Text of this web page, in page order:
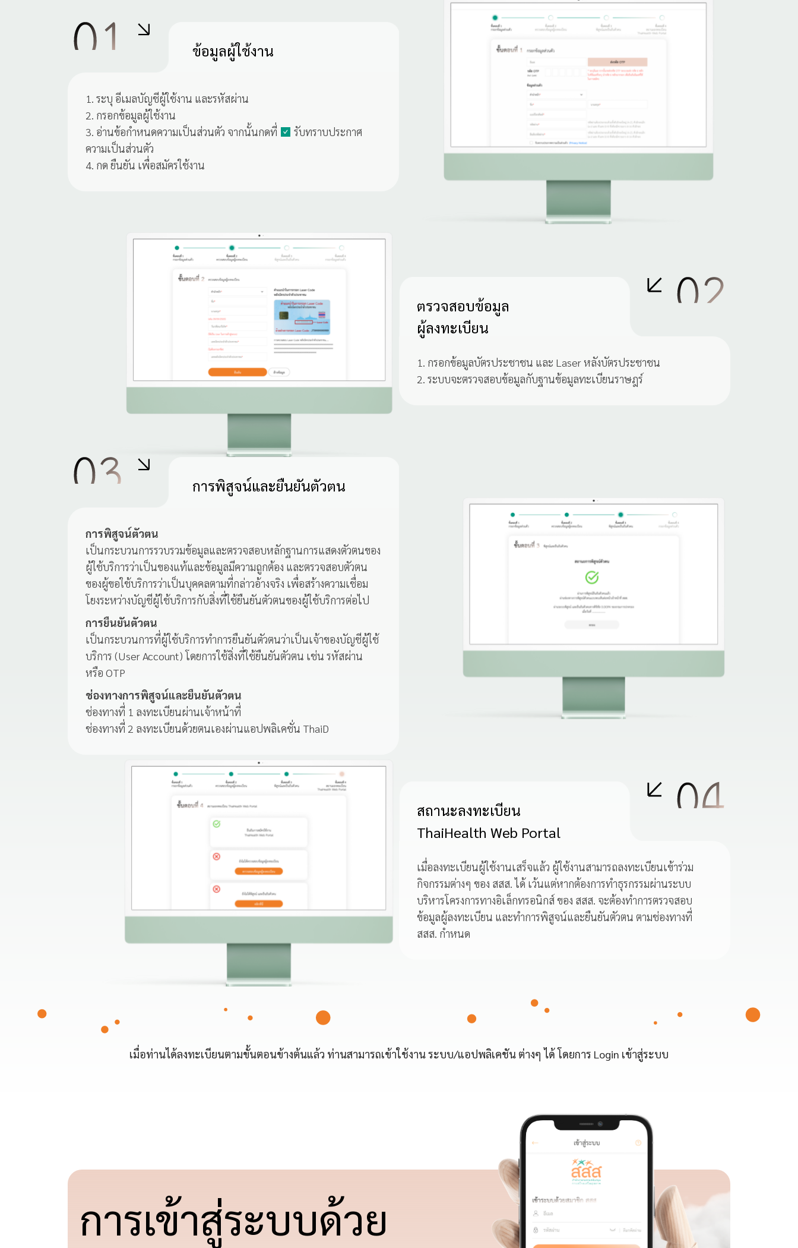
ข้อมูลผู้ใช้งาน
1. ระบุ อีเมลบัญชีผู้ใช้งาน และรหัสผ่าน
2. กรอกข้อมูลผู้ใช้งาน
3. อ่านข้อกำหนดความเป็นส่วนตัว จากนั้นกดที่
รับทราบประกาศ
ความเป็นส่วนตัว
4. กด ยืนยัน เพื่อสมัครใช้งาน
ตรวจสอบข้อมูล
ผู้ลงทะเบียน
1. กรอกข้อมูลบัตรประชาชน และ Laser หลังบัตรประชาชน
2. ระบบจะตรวจสอบข้อมูลกับฐานข้อมูลทะเบียนราษฎร์
การพิสูจน์และยืนยันตัวตน
การพิสูจน์ตัวตน
เป็นกระบวนการรวบรวมข้อมูลและตรวจสอบหลักฐานการแสดงตัวตนของ
ผู้ใช้บริการว่าเป็นของแท้และข้อมูลมีความถูกต้อง และตรวจสอบตัวตน
ของผู้ขอใช้บริการว่าเป็นบุคคลตามที่กล่าวอ้างจริง เพื่อสร้างความเชื่อม
โยงระหว่างบัญชีผู้ใช้บริการกับสิ่งที่ใช้ยืนยันตัวตนของผู้ใช้บริการต่อไป
การยืนยันตัวตน
เป็นกระบวนการที่ผู้ใช้บริการทำการยืนยันตัวตนว่าเป็นเจ้าของบัญชีผู้ใช้
บริการ (User Account) โดยการใช้สิ่งที่ใช้ยืนยันตัวตน เช่น รหัสผ่าน
หรือ OTP
ช่องทางการพิสูจน์และยืนยันตัวตน
ช่องทางที่ 1 ลงทะเบียนผ่านเจ้าหน้าที่
ช่องทางที่ 2 ลงทะเบียนด้วยตนเองผ่านแอปพลิเคชั่น ThaiD
สถานะลงทะเบียน
ThaiHealth Web Portal
เมื่อลงทะเบียนผู้ใช้งานเสร็จแล้ว ผู้ใช้งานสามารถลงทะเบียนเข้าร่วม
กิจกรรมต่างๆ ของ สสส. ได้ เว้นแต่หากต้องการทำธุรกรรมผ่านระบบ
บริหารโครงการทางอิเล็กทรอนิกส์ ของ สสส. จะต้องทำการตรวจสอบ
ข้อมูลผู้ลงทะเบียน และทำการพิสูจน์และยืนยันตัวตน ตามช่องทางที่
สสส. กำหนด
เมื่อท่านได้ลงทะเบียนตามขั้นตอนข้างต้นแล้ว ท่านสามารถเข้าใช้งาน ระบบ/แอปพลิเคชัน ต่างๆ ได้ โดยการ Login เข้าสู่ระบบ
การเข้าสู่ระบบด้วย